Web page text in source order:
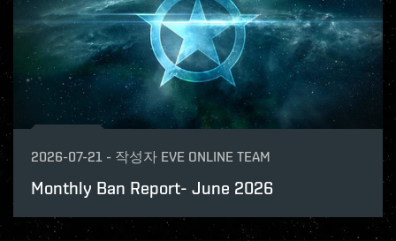
2026-07-21 - 작성자 EVE ONLINE TEAM
Monthly Ban Report- June 2026